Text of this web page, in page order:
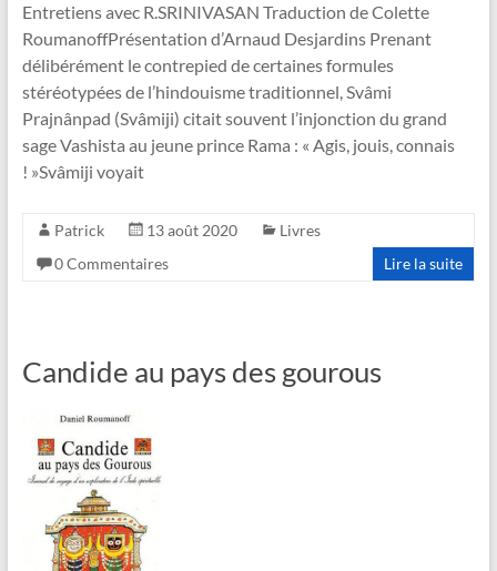
Entretiens avec R.SRINIVASAN Traduction de Colette
RoumanoffPrésentation d’Arnaud Desjardins Prenant
délibérément le contrepied de certaines formules
stéréotypées de l’hindouisme traditionnel, Svâmi
Prajnânpad (Svâmiji) citait souvent l’injonction du grand
sage Vashista au jeune prince Rama : « Agis, jouis, connais
! »Svâmiji voyait
Patrick 13 août 2020
Livres
0 Commentaires
Lire la suite
Candide au pays des gourous